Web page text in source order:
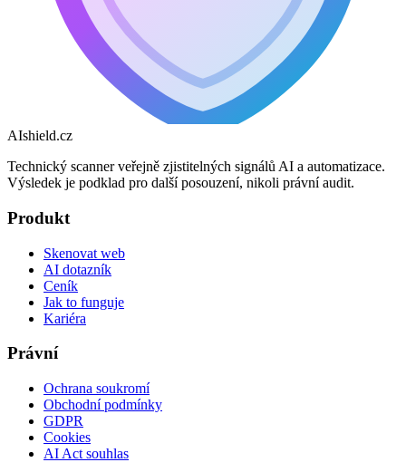
AIshield.cz
Technický scanner veřejně zjistitelných signálů AI a automatizace.
Výsledek je podklad pro další posouzení, nikoli právní audit.
Produkt
Skenovat web
AI dotazník
Ceník
Jak to funguje
Kariéra
Právní
Ochrana soukromí
Obchodní podmínky
GDPR
Cookies
AI Act souhlas